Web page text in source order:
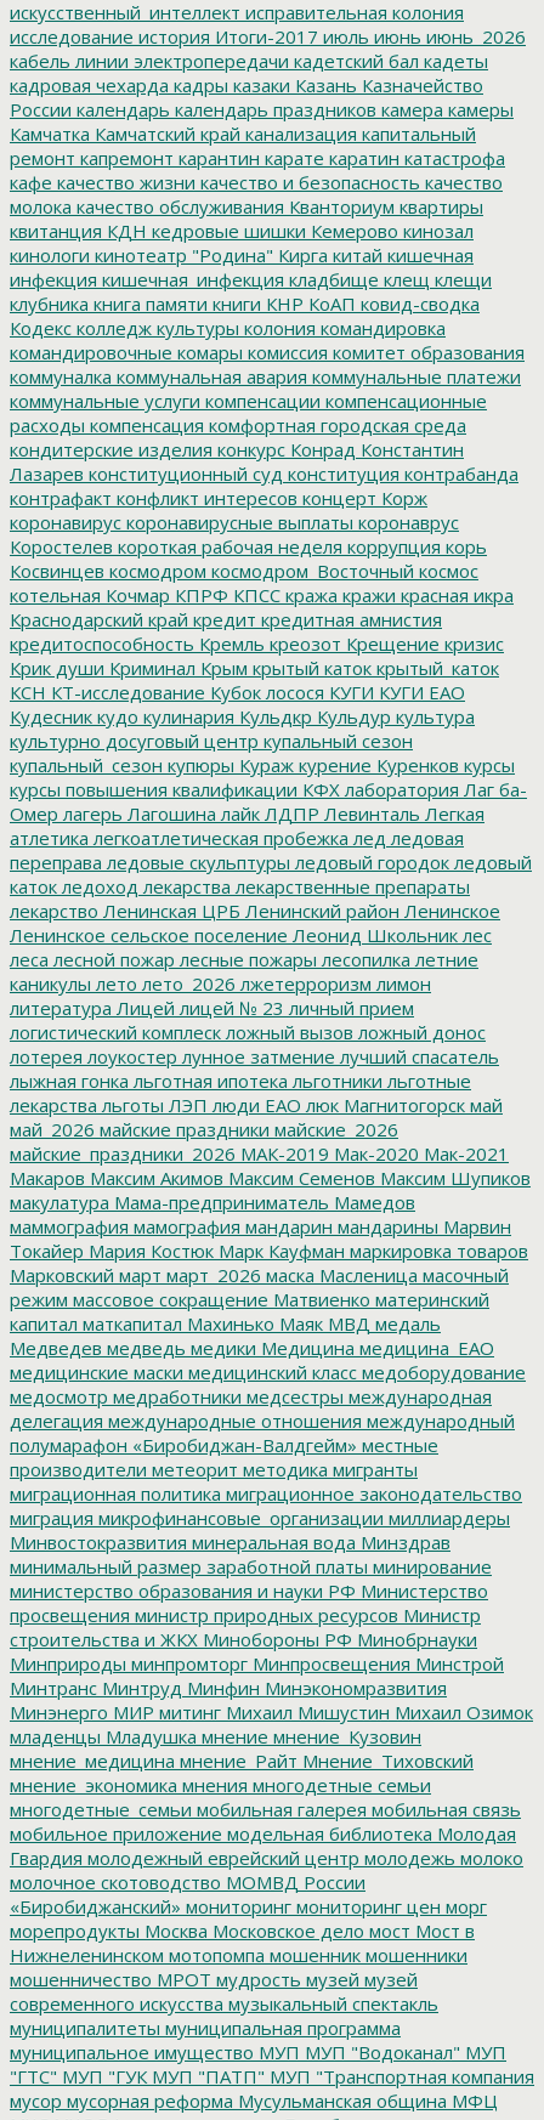
искусственный_интеллект исправительная колония
исследование история Итоги-2017 июль июнь июнь_2026
кабель линии электропередачи кадетский бал кадеты
кадровая чехарда кадры казаки Казань Казначейство
России календарь календарь праздников камера камеры
Камчатка Камчатский край канализация капитальный
ремонт капремонт карантин карате каратин катастрофа
кафе качество жизни качество и безопасность качество
молока качество обслуживания Кванториум квартиры
квитанция КДН кедровые шишки Кемерово кинозал
кинологи кинотеатр "Родина" Кирга китай кишечная
инфекция кишечная_инфекция кладбище клещ клещи
клубника книга памяти книги КНР КоАП ковид-сводка
Кодекс колледж культуры колония командировка
командировочные комары комиссия комитет образования
коммуналка коммунальная авария коммунальные платежи
коммунальные услуги компенсации компенсационные
расходы компенсация комфортная городская среда
кондитерские изделия конкурс Конрад Константин
Лазарев конституционный суд конституция контрабанда
контрафакт конфликт интересов концерт Корж
коронавирус коронавирусные выплаты коронаврус
Коростелев короткая рабочая неделя коррупция корь
Косвинцев космодром космодром_Восточный космос
котельная Кочмар КПРФ КПСС кража кражи красная икра
Краснодарский край кредит кредитная амнистия
кредитоспособность Кремль креозот Крещение кризис
Крик души Криминал Крым крытый каток крытый_каток
КСН КТ-исследование Кубок лосося КУГИ КУГИ ЕАО
Кудесник кудо кулинария Кульдкр Кульдур культура
культурно досуговый центр купальный сезон
купальный_сезон купюры Кураж курение Куренков курсы
курсы повышения квалификации КФХлаборатория Лаг ба-
Омер лагерь Лагошина лайк ЛДПР Левинталь Легкая
атлетика легкоатлетическая пробежка лед ледовая
переправа ледовые скульптуры ледовый городокледовый
катокледоход лекарства лекарственные препараты
лекарство Ленинская ЦРБ Ленинский район Ленинское
Ленинское сельское поселение Леонид Школьниклес
леса лесной пожар лесные пожары лесопилка летние
каникулы лето лето_2026 лжетерроризм лимон
литература Лицей лицей № 23 личный прием
логистический комплескложный вызов ложный донос
лотерея лоукостер лунное затмение лучший спасатель
лыжная гонка льготная ипотека льготники льготные
лекарства льготы ЛЭП люди ЕАО люк Магнитогорск май
май_2026 майские праздники майские_2026
майские_праздники_2026 МАК-2019 Мак-2020 Мак-2021
Макаров Максим Акимов Максим Семенов Максим Шупиков
макулатура Мама-предприниматель Мамедов
маммография мамография мандарин мандарины Марвин
Токайер Мария Костюк Марк Кауфман маркировка товаров
Марковский март март_2026 маска Масленица масочный
режим массовое сокращение Матвиенко материнский
капитал маткапитал Махинько Маяк МВД медаль
Медведев медведь медики Медицина медицина_ЕАО
медицинские маски медицинский класс медоборудование
медосмотр медработники медсестры международная
делегация международные отношения международный
полумарафон «Биробиджан-Валдгейм» местные
производители метеорит методика мигранты
миграционная политика миграционное законодательство
миграция микрофинансовые_организации миллиардеры
Минвостокразвития минеральная вода Минздрав
минимальный размер заработной платы минирование
министерство образования и науки РФ Министерство
просвещения министр природных ресурсов Министр
строительства и ЖКХ Минобороны РФ Минобрнауки
Минприроды минпромторг Минпросвещения Минстрой
Минтранс Минтруд Минфин Минэкономразвития
Минэнерго МИР митинг Михаил Мишустин Михаил Озимок
младенцы Младушка мнение мнение_Кузовин
мнение_медицина мнение_Райт Мнение_Тиховский
мнение_экономика мнения многодетные семьи
многодетные_семьи мобильная галерея мобильная связь
мобильное приложение модельная библиотека Молодая
Гвардия молодежный еврейский центр молодежь молоко
молочное скотоводство МОМВД России
«Биробиджанский» мониторинг мониторинг цен морг
морепродукты Москва Московское дело мост Мост в
Нижнеленинском мотопомпа мошенник мошенники
мошенничество МРОТ мудрость музей музей
современного искусства музыкальный спектакль
муниципалитеты муниципальная программа
муниципальное имущество МУП МУП "Водоканал" МУП
"ГТС" МУП "ГУКМУП "ПАТП" МУП "Транспортная компания
мусор мусорная реформа Мусульманская община МФЦ